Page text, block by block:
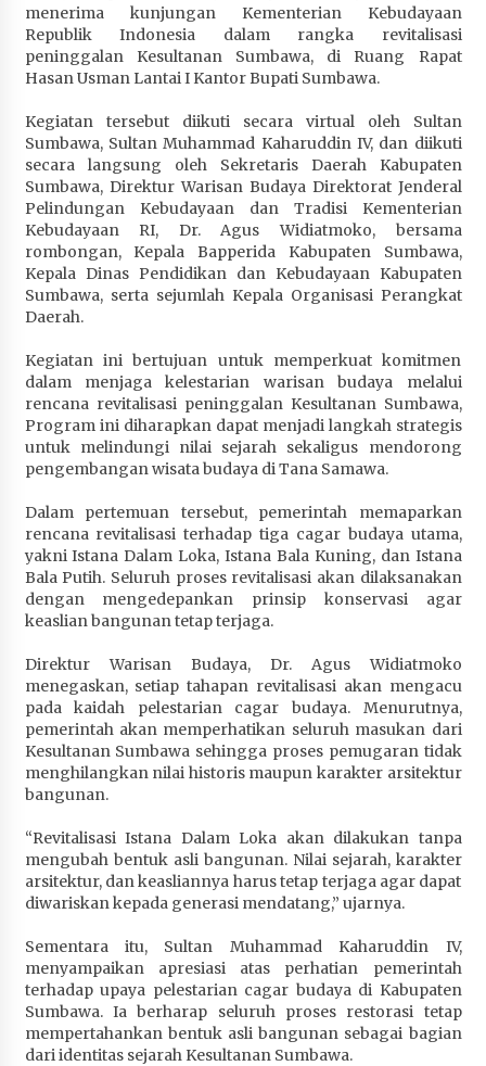
Penurunan Stunting di Sumbawa
1 bulan ago
Wabup Ansori Apresiasi Rekomendasi dan
1 bulan ago
Bupati Sumbawa Lepas 487 Atlet dari Berbagai
Cabor yang Akan Berjuang pada PORPROV XII
NTB 2026
1 bulan ago
BAZNAS Kabupaten Sumbawa Salurkan Bantuan
Program 100 Mustahik Per Desa di Desa Teluk
1 bulan ago
Dosen UTS Siap Kembangkan Inovasi Lewat
Pelatihan PDPP 2026 Bali
1 bulan ago
Terapkan “Polantas Menyapa”, Satlantas Polres
Sumbawa Berupaya Wujudkan Pelayanan
Kepolisian yang Profesional
1 bulan ago
Capaian Program Pemerintah Kabupaten
1 bulan ago
menerima kunjungan Kementerian Kebudayaan
Republik Indonesia dalam rangka revitalisasi
peninggalan Kesultanan Sumbawa, di Ruang Rapat
Hasan Usman Lantai I Kantor Bupati Sumbawa.
Kegiatan tersebut diikuti secara virtual oleh Sultan
Sumbawa, Sultan Muhammad Kaharuddin IV, dan diikuti
secara langsung oleh Sekretaris Daerah Kabupaten
Sumbawa, Direktur Warisan Budaya Direktorat Jenderal
Pelindungan Kebudayaan dan Tradisi Kementerian
Kebudayaan RI, Dr. Agus Widiatmoko, bersama
rombongan, Kepala Bapperida Kabupaten Sumbawa,
Kepala Dinas Pendidikan dan Kebudayaan Kabupaten
Sumbawa, serta sejumlah Kepala Organisasi Perangkat
Daerah.
Kegiatan ini bertujuan untuk memperkuat komitmen
dalam menjaga kelestarian warisan budaya melalui
rencana revitalisasi peninggalan Kesultanan Sumbawa,
Program ini diharapkan dapat menjadi langkah strategis
untuk melindungi nilai sejarah sekaligus mendorong
pengembangan wisata budaya di Tana Samawa.
Dalam pertemuan tersebut, pemerintah memaparkan
rencana revitalisasi terhadap tiga cagar budaya utama,
yakni Istana Dalam Loka, Istana Bala Kuning, dan Istana
Bala Putih. Seluruh proses revitalisasi akan dilaksanakan
dengan mengedepankan prinsip konservasi agar
keaslian bangunan tetap terjaga.
Direktur Warisan Budaya, Dr. Agus Widiatmoko
menegaskan, setiap tahapan revitalisasi akan mengacu
pada kaidah pelestarian cagar budaya. Menurutnya,
pemerintah akan memperhatikan seluruh masukan dari
Kesultanan Sumbawa sehingga proses pemugaran tidak
menghilangkan nilai historis maupun karakter arsitektur
bangunan.
“Revitalisasi Istana Dalam Loka akan dilakukan tanpa
mengubah bentuk asli bangunan. Nilai sejarah, karakter
arsitektur, dan keasliannya harus tetap terjaga agar dapat
diwariskan kepada generasi mendatang,” ujarnya.
Sementara itu, Sultan Muhammad Kaharuddin IV,
menyampaikan apresiasi atas perhatian pemerintah
terhadap upaya pelestarian cagar budaya di Kabupaten
Sumbawa. Ia berharap seluruh proses restorasi tetap
mempertahankan bentuk asli bangunan sebagai bagian
dari identitas sejarah Kesultanan Sumbawa.